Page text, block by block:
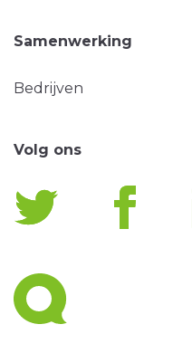
Samenwerking
Bedrijven
Volg ons